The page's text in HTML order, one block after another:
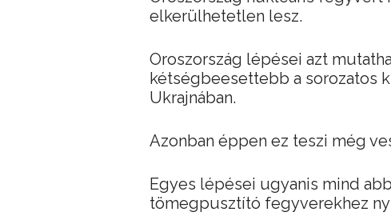
elkerülhetetlen lesz.
Oroszország lépései azt
kétségbeesettebb a sorozatos
Ukrajnában.
Azonban éppen ez teszi még
Egyes lépései ugyanis mind
tömegpusztító fegyverekhez